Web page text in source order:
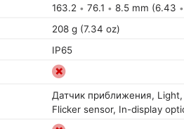
163.2 • 76.1 • 8.5 mm (6.43 •
208 g (7.34 oz)
IP65
Датчик приближения,
Flicker sensor, In-display